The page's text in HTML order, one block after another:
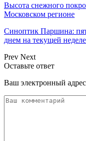
Высота снежного
Московском регионе
Синоптик Паршина:
днем на текущей
Prev Next
Оставьте ответ
Ваш электронный